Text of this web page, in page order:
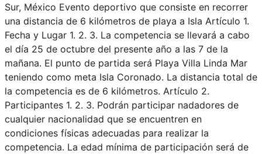
Sur, México Evento deportivo que consiste en recorrer
una distancia de 6 kilómetros de playa a Isla Artículo 1.
Fecha y Lugar 1. 2. 3. La competencia se llevará a cabo
el día 25 de octubre del presente año a las 7 de la
mañana. El punto de partida será Playa Villa Linda Mar
teniendo como meta Isla Coronado. La distancia total de
la competencia es de 6 kilómetros. Artículo 2.
Participantes 1. 2. 3. Podrán participar nadadores de
cualquier nacionalidad que se encuentren en
condiciones físicas adecuadas para realizar la
competencia. La edad mínima de participación será de